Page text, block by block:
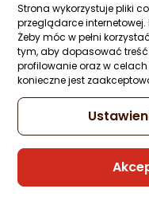
Strona wykorzystuje pliki
przeglądarce internetowej.
Żeby móc w pełni
tym, aby dopasować
profilowanie oraz w
konieczne jest